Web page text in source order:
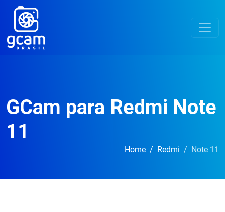
GCam para Redmi Note
11
Home Redmi Note 11